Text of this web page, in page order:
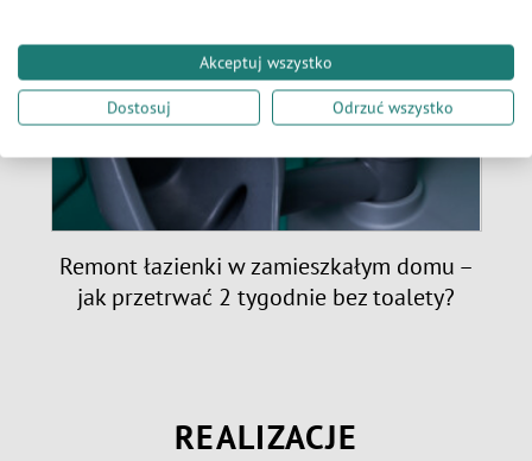
Remont łazienki w zamieszkałym domu –
jak przetrwać 2 tygodnie bez toalety?
REALIZACJE
Akceptuj wszystko
Dostosuj Odrzuć wszystko